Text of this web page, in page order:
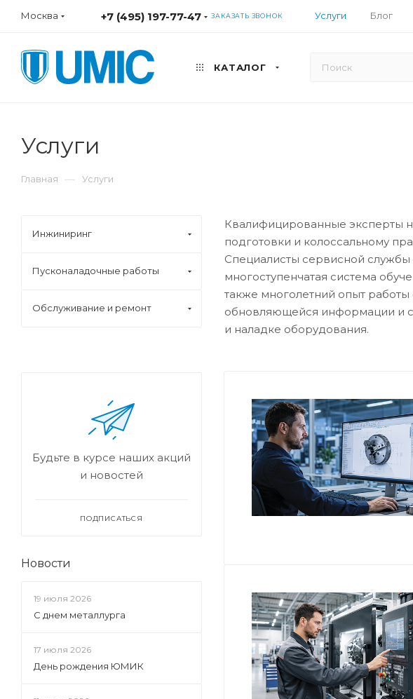
Москва +7 (495) 197-77-47 ЗАКАЗАТЬ ЗВОНОК Услуги Блог
КАТАЛОГ
Услуги
Главная — Услуги
Квалифицированные эксперты
подготовки и колоссальному
Специалисты сервисной
многоступенчатая система
также многолетний опыт
обновляющейся информации и
и наладке оборудования.
Инжиниринг
Пусконаладочные работы
Обслуживание и ремонт
Будьте в курсе наших акций
и новостей
ПОДПИСАТЬСЯ
Новости
19 июля 2026
С днем металлурга
17 июля 2026
День рождения ЮМИК